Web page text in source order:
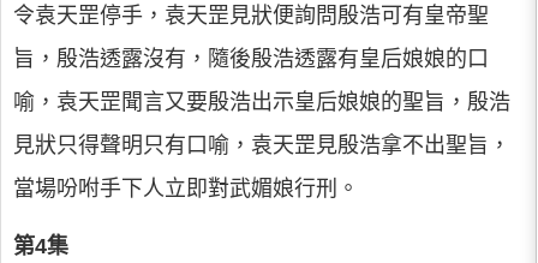
令袁天罡停手，袁天罡見狀便詢問殷浩可有皇帝聖
旨，殷浩透露沒有，隨後殷浩透露有皇后娘娘的口
喻，袁天罡聞言又要殷浩出示皇后娘娘的聖旨，殷浩
見狀只得聲明只有口喻，袁天罡見殷浩拿不出聖旨，
當場吩咐手下人立即對武媚娘行刑。
第4集